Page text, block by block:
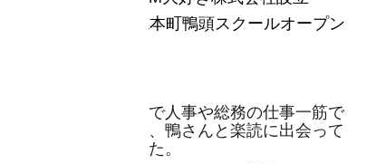
2020年4月 楽読本町鴨頭スクールオープン
一部上場メーカーで人事や総務の仕事一筋で
２６年務めた私が、鴨さんと楽読に出会って
人生が変わりました。